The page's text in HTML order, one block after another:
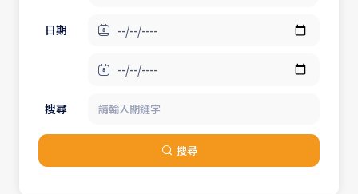
日期
搜尋
搜尋